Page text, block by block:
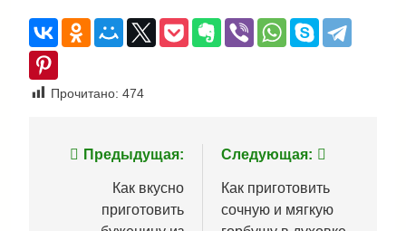
Прочитано: 474
Навигация
записям
Предыдущая:
Как вкусно
приготовить
Следующая:
Как приготовить
сочную и мягкую